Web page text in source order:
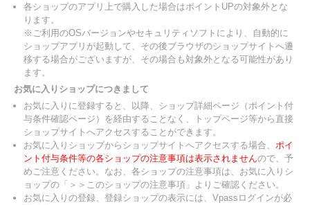
各ショップのアプリ上で購入した場合はポイントUPの対象外とな
ります。
※ご利用のOSバージョンやセキュリティソフトにより、自動的に
ショップアプリが起動して、その後ブラウザのショップサイトへ遷
移する場合がございますが、その場合も対象外となる可能性があり
ます。
お気に入りショップにつきまして
お気に入りに登録すると、以降、ショップ詳細ページ（ポイント付
与条件確認ページ）を経由することなく、トップページ等から直接
ショップサイトへアクセスすることができます。
お気に入りショップからショップサイトへアクセスする場合、 ポイ
ント付与条件等の各ショップの注意事項は表示されませんので、予
めご注意ください。なお、各ショップの注意事項は、お気に入りシ
ョップの「＞＞このショップの注意事項」よりご確認ください。
お気に入りの登録、登録ショップの表示には、Vpassログインが必